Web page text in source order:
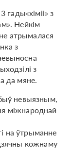
гады«хіміі» з
Нейкім
атрымалася
з
з
да мяне.
невыязным,
міжнароднай
на ўтрыманне
кожнаму